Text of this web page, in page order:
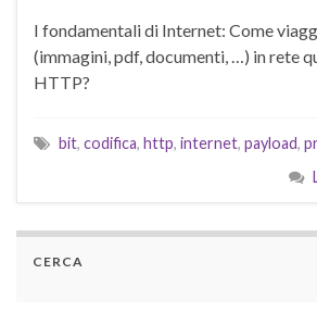
I fondamentali di Internet: Come
(immagini, pdf, documenti, …) in rete
HTTP?
bit, codifica, http, internet, payload,
CERCA